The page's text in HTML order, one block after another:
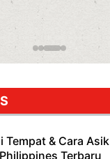
Tempat & Cara Asik
Terbaru